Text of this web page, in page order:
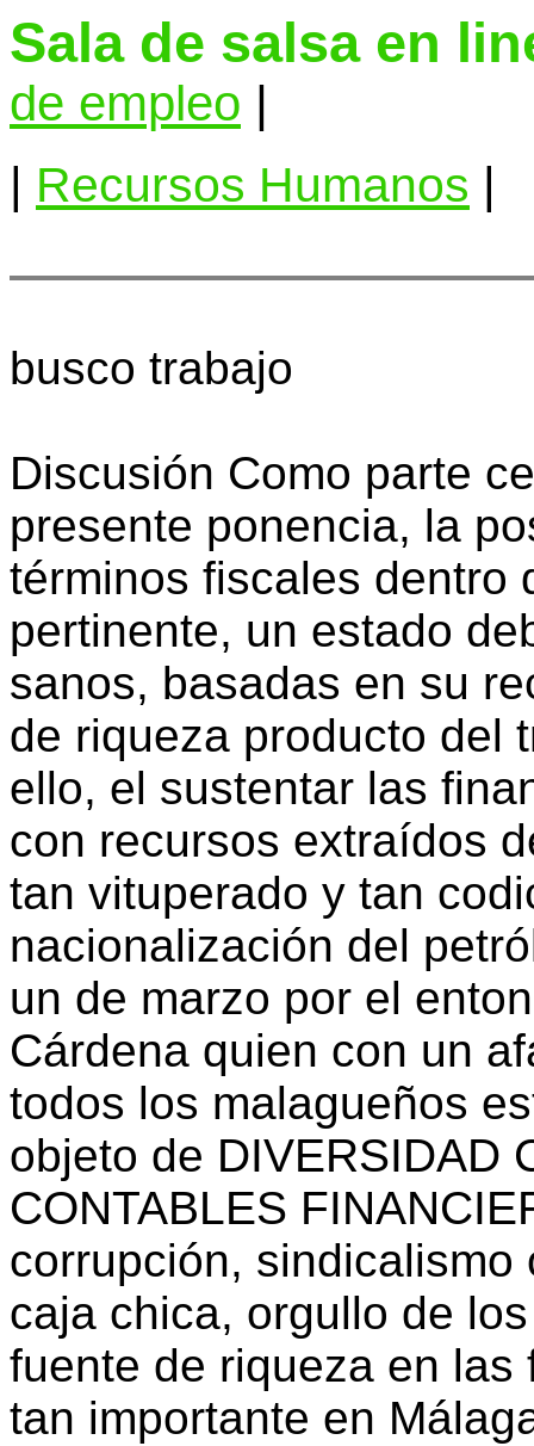
Sala de salsa en
de empleo |
Recursos Humanos
busco trabajo
Discusión Como parte
presente ponencia, la
términos fiscales dentro
pertinente, un estado
sanos, basadas en su
de riqueza producto del
ello, el sustentar las
con recursos extraídos
tan vituperado y tan
nacionalización del
un de marzo por el
Cárdena quien con un
todos los malagueños
objeto de DIVERSIDAD
CONTABLES
corrupción,
caja chica, orgullo de
fuente de riqueza en
tan importante en